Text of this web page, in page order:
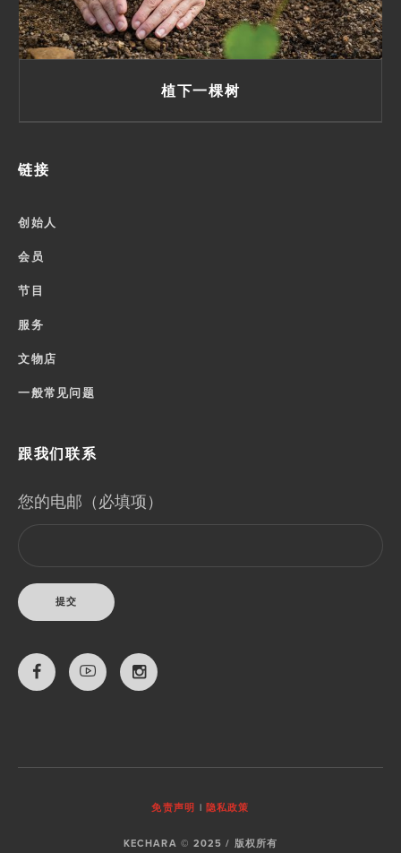
植下一棵树
链接
创始人
会员
节目
服务
文物店
一般常见问题
跟我们联系
您的电邮（必填项）
免责声明 隐私政策
KECHARA © 2025 / 版权所有